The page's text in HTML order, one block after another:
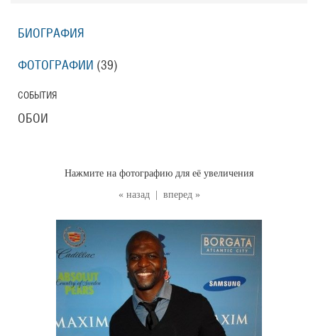
« назад вперед »
Нажмите на фотографию для её увеличения
БИОГРАФИЯ
ФОТОГРАФИИ (39)
СОБЫТИЯ
ОБОИ